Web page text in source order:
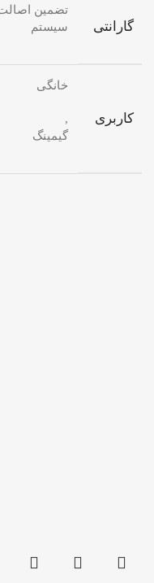
گارانتی
تضمین اصالت
سیستم
کاربری
خانگی
,
گیمینگ